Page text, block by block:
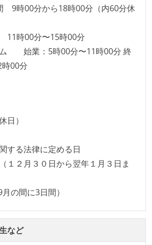
クトコードに単体テストを記述、実
受け入れテストを記述、実施してい
にテストコードを記述している
況
期間でのイテレーション開発を実践
の最後などに、定期的にチームでふり
グを行っている
イ（デリバリー）を行っている
整備
ージョン管理ツールで管理している
9時00分から18時00分（内60分休
11時00分〜15時00分
ム 始業：5時00分〜11時00分 終
00分
日）
する法律に定める日
１２月３０日から翌年１月３日ま
の間に3日間）
など